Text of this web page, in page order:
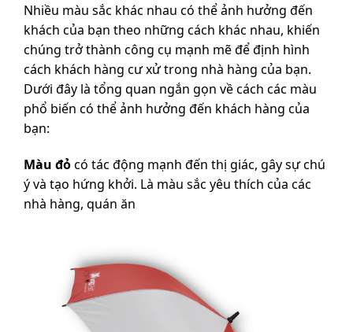
Nhiều màu sắc khác nhau có thể ảnh hưởng đến
khách của bạn theo những cách khác nhau, khiến
chúng trở thành công cụ mạnh mẽ để định hình
cách khách hàng cư xử trong nhà hàng của bạn.
Dưới đây là tổng quan ngắn gọn về cách các màu
phổ biến có thể ảnh hưởng đến khách hàng của
bạn:
Màu đỏcó tác động mạnh đến thị giác, gây sự chú
ý và tạo hứng khởi. Là màu sắc yêu thích của các
nhà hàng, quán ăn